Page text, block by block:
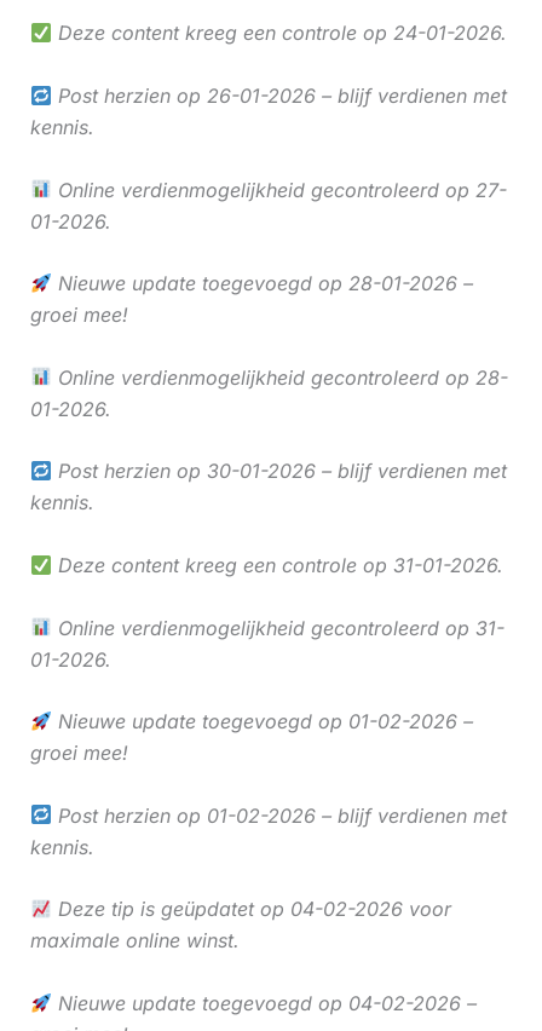
Deze content kreeg een controle op 24-01-2026.
Post herzien op 26-01-2026 – blijf verdienen met
kennis.
Online verdienmogelijkheid gecontroleerd op 27-
01-2026.
Nieuwe update toegevoegd op 28-01-2026 –
groei mee!
Online verdienmogelijkheid gecontroleerd op 28-
01-2026.
Post herzien op 30-01-2026 – blijf verdienen met
kennis.
Deze content kreeg een controle op 31-01-2026.
Online verdienmogelijkheid gecontroleerd op 31-
01-2026.
Nieuwe update toegevoegd op 01-02-2026 –
groei mee!
Post herzien op 01-02-2026 – blijf verdienen met
kennis.
Deze tip is geüpdatet op 04-02-2026 voor
maximale online winst.
Nieuwe update toegevoegd op 04-02-2026 –